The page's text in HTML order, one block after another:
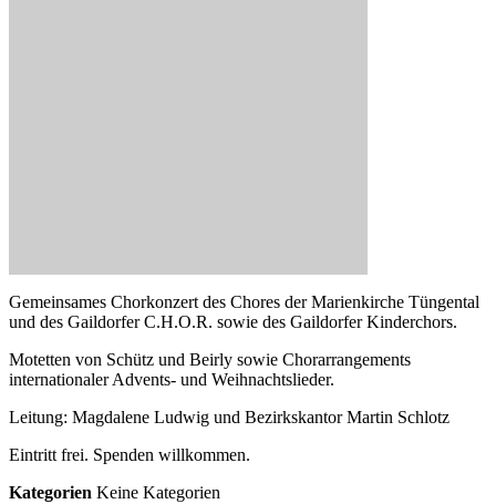
Gemeinsames Chorkonzert des Chores der Marienkirche Tüngental
und des Gaildorfer C.H.O.R. sowie des Gaildorfer Kinderchors.
Motetten von Schütz und Beirly sowie Chorarrangements
internationaler Advents- und Weihnachtslieder.
Leitung: Magdalene Ludwig und Bezirkskantor Martin Schlotz
Eintritt frei. Spenden willkommen.
Kategorien Keine Kategorien